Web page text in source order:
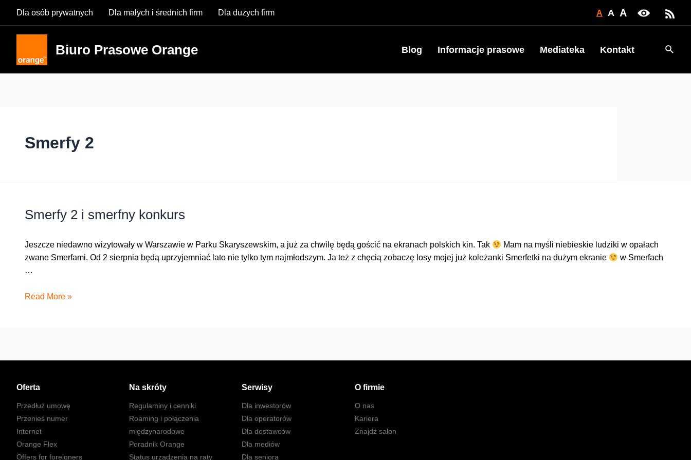
Dla osób prywatnych Dla małych i średnich firm Dla dużych firm A A A
Biuro Prasowe Orange Blog Informacje prasowe Mediateka Kontakt
Smerfy 2
Smerfy 2 i smerfny konkurs
Jeszcze niedawno wizytowały w Warszawie w Parku Skaryszewskim, a już za chwilę będą gościć na ekranach polskich kin. Tak
Mam na myśli niebieskie ludziki w opałach
zwane Smerfami. Od 2 sierpnia będą uprzyjemniać lato nie tylko tym najmłodszym. Ja też z chęcią zobaczę losy mojej już koleżanki Smerfetki na dużym ekranie
w Smerfach
…
Smerfy
Read More »
Oferta
Przedłuż umowę
Przenieś numer
Internet
Orange Flex
Offers for foreigners
Na skróty
Regulaminy i cenniki
Roaming i połączenia
międzynarodowe
Poradnik Orange
Status urządzenia na raty
Serwisy
Dla inwestorów
Dla operatorów
Dla dostawców
Dla mediów
Dla seniora
O firmie
O nas
Kariera
Znajdź salon